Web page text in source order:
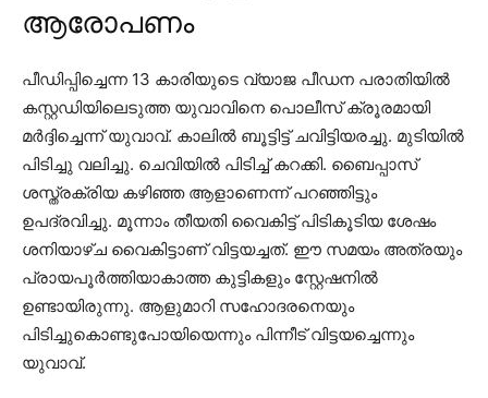
ആരോപണം
പീഡിപ്പിച്ചെന്ന 13 കാരിയുടെ വ്യാജ പീഡന പരാതിയില്‍
കസ്റ്റഡിയിലെടുത്ത യുവാവിനെ പൊലീസ് ക്രൂരമായി
മര്‍ദ്ദിച്ചെന്ന് യുവാവ്. കാലില്‍ ബൂട്ടിട്ട് ചവിട്ടിയരച്ചു. മുടിയില്‍
പിടിച്ചു വലിച്ചു. ചെവിയില്‍ പിടിച്ച് കറക്കി. ബൈപ്പാസ്
ശസ്ത്രക്രിയ കഴിഞ്ഞ ആളാണെന്ന് പറഞ്ഞിട്ടും
ഉപദ്രവിച്ചു. മൂന്നാം തീയതി വൈകിട്ട് പിടികൂടിയ ശേഷം
ശനിയാഴ്ച വൈകിട്ടാണ് വിട്ടയച്ചത്. ഈ സമയം അത്രയും
പ്രായപൂര്‍ത്തിയാകാത്ത കുട്ടികളും സ്റ്റേഷനില്‍
ഉണ്ടായിരുന്നു. ആളുമാറി സഹോദരനെയും
പിടിച്ചുകൊണ്ടുപോയിയെന്നും പിന്നീട് വിട്ടയച്ചെന്നും
യുവാവ്.